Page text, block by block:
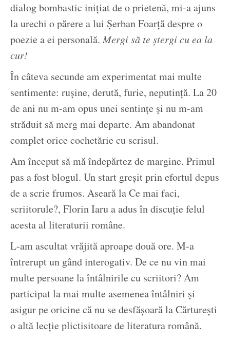
dialog bombastic iniţiat de o prietenă, mi-a ajuns
la urechi o părere a lui Şerban Foarţă despre o
poezie a ei personală. Mergi să te ştergi cu ea la
cur!
În câteva secunde am experimentat mai multe
sentimente: ruşine, derută, furie, neputinţă. La 20
de ani nu m-am opus unei sentinţe şi nu m-am
străduit să merg mai departe. Am abandonat
complet orice cochetărie cu scrisul.
Am început să mă îndepărtez de margine. Primul
pas a fost blogul. Un start greşit prin efortul depus
de a scrie frumos. Aseară la Ce mai faci,
scriitorule?, Florin Iaru a adus în discuţie felul
acesta al literaturii române.
L-am ascultat vrăjită aproape două ore. M-a
întrerupt un gând interogativ. De ce nu vin mai
multe persoane la întâlnirile cu scriitori? Am
participat la mai multe asemenea întâlniri şi
asigur pe oricine că nu se desfăşoară la Cărtureşti
o altă lecţie plictisitoare de literatura română.